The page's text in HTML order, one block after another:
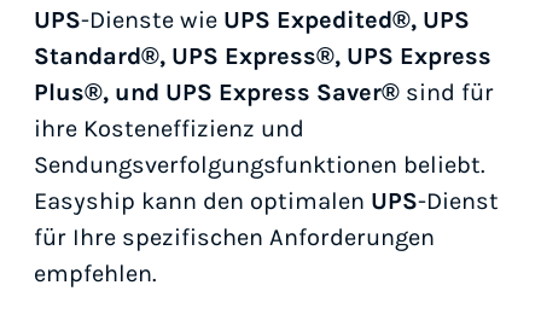
UPS-Dienste wie UPS Expedited®, UPS
Standard®, UPS Express®, UPS Express
Plus®, und UPS Express Saver® sind für
ihre Kosteneffizienz und
Sendungsverfolgungsfunktionen beliebt.
Easyship kann den optimalen UPS-Dienst
für Ihre spezifischen Anforderungen
empfehlen.